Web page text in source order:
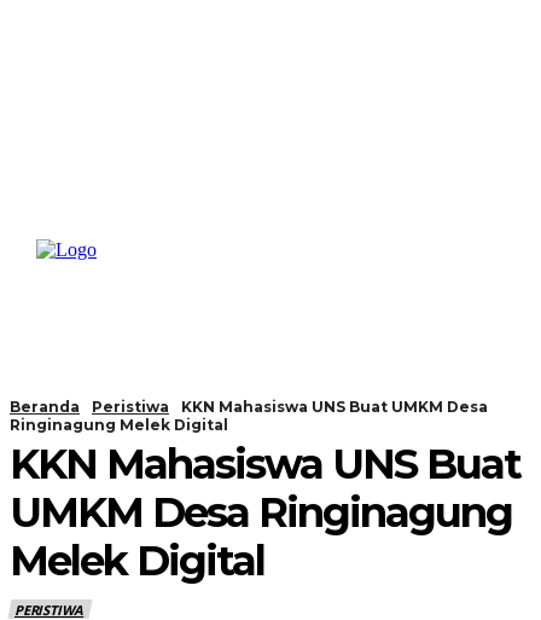
Beranda Peristiwa
KKN Mahasiswa UNS Buat UMKM Desa
Ringinagung Melek Digital
KKN Mahasiswa UNS Buat
UMKM Desa Ringinagung
Melek Digital
PERISTIWA